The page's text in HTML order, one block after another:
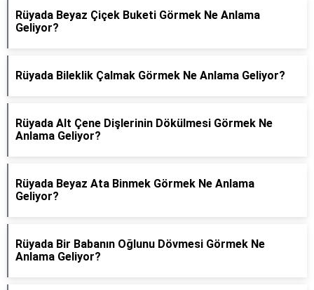
Rüyada Beyaz Çiçek Buketi Görmek Ne Anlama
Geliyor?
Rüyada Bileklik Çalmak Görmek Ne Anlama Geliyor?
Rüyada Alt Çene Dişlerinin Dökülmesi Görmek Ne
Anlama Geliyor?
Rüyada Beyaz Ata Binmek Görmek Ne Anlama
Geliyor?
Rüyada Bir Babanın Oğlunu Dövmesi Görmek Ne
Anlama Geliyor?